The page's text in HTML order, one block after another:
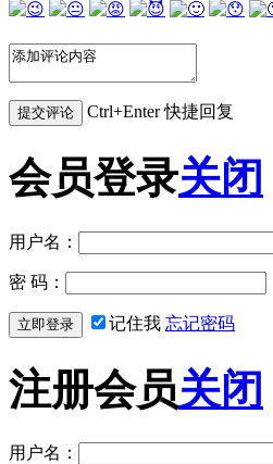
Ctrl+Enter 快捷回复
会员登录关闭
用户名：
密 码：
记住我 忘记密码
注册会员关闭
用户名：